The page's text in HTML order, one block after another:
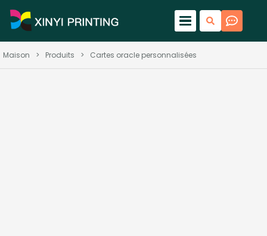
Maison > Produits > Cartes oracle personnalisées